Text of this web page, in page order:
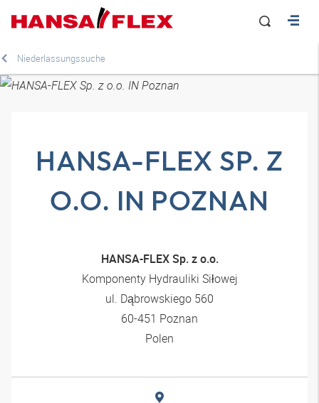
Niederlassungssuche
HANSA-FLEX SP. Z
O.O. IN POZNAN
HANSA-FLEX Sp. z o.o.
Komponenty Hydrauliki Siłowej
ul. Dąbrowskiego 560
60-451 Poznan
Polen